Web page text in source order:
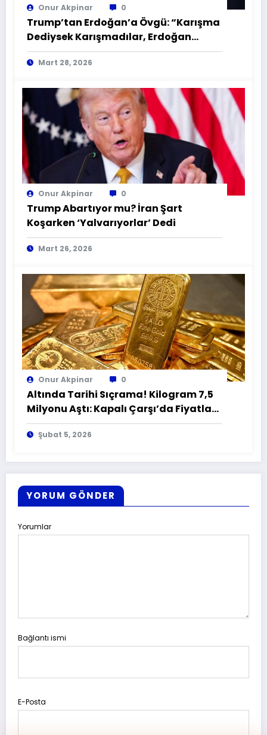
Onur Akpinar 0
Trump’tan Erdoğan’a Övgü: “Karışma
Dediysek Karışmadılar, Erdoğan
Şahane Bir Lider!
Mart 28, 2026
Onur Akpinar 0
Trump Abartıyor mu? İran Şart
Koşarken ‘Yalvarıyorlar’ Dedi
Mart 26, 2026
Onur Akpinar 0
Altında Tarihi Sıçrama! Kilogram 7,5
Milyonu Aştı: Kapalı Çarşı’da Fiyatlar
Uçtu
Şubat 5, 2026
YORUM GÖNDER
Yorumlar
Bağlantı ismi
E-Posta